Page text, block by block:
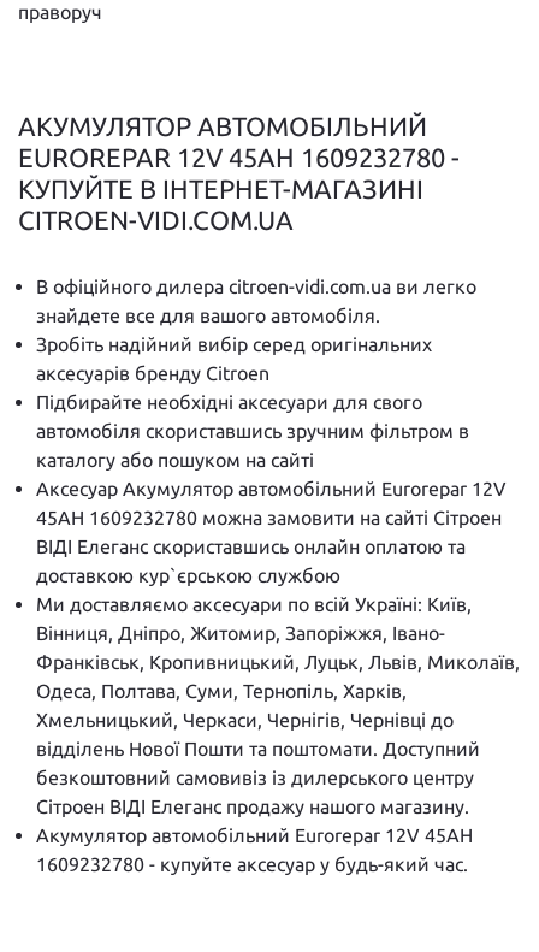
праворуч
АКУМУЛЯТОР АВТОМОБІЛЬНИЙ
EUROREPAR 12V 45AH 1609232780 -
КУПУЙТЕ В ІНТЕРНЕТ-МАГАЗИНІ
CITROEN-VIDI.COM.UA
В офіційного дилера citroen-vidi.com.ua ви легко
знайдете все для вашого автомобіля.
Зробіть надійний вибір серед оригінальних
аксесуарів бренду Citroen
Підбирайте необхідні аксесуари для свого
автомобіля скориставшись зручним фільтром в
каталогу або пошуком на сайті
Аксесуар Акумулятор автомобільний Eurorepar 12V
45AH 1609232780 можна замовити на сайті Сітроен
ВІДІ Елеганс скориставшись онлайн оплатою та
доставкою кур`єрською службою
Ми доставляємо аксесуари по всій Україні: Київ,
Вінниця, Дніпро, Житомир, Запоріжжя, Івано-
Франківськ, Кропивницький, Луцьк, Львів, Миколаїв,
Одеса, Полтава, Суми, Тернопіль, Харків,
Хмельницький, Черкаси, Чернігів, Чернівці до
відділень Нової Пошти та поштомати. Доступний
безкоштовний самовивіз із дилерського центру
Сітроен ВІДІ Елеганс продажу нашого магазину.
Акумулятор автомобільний Eurorepar 12V 45AH
1609232780 - купуйте аксесуар у будь-який час.